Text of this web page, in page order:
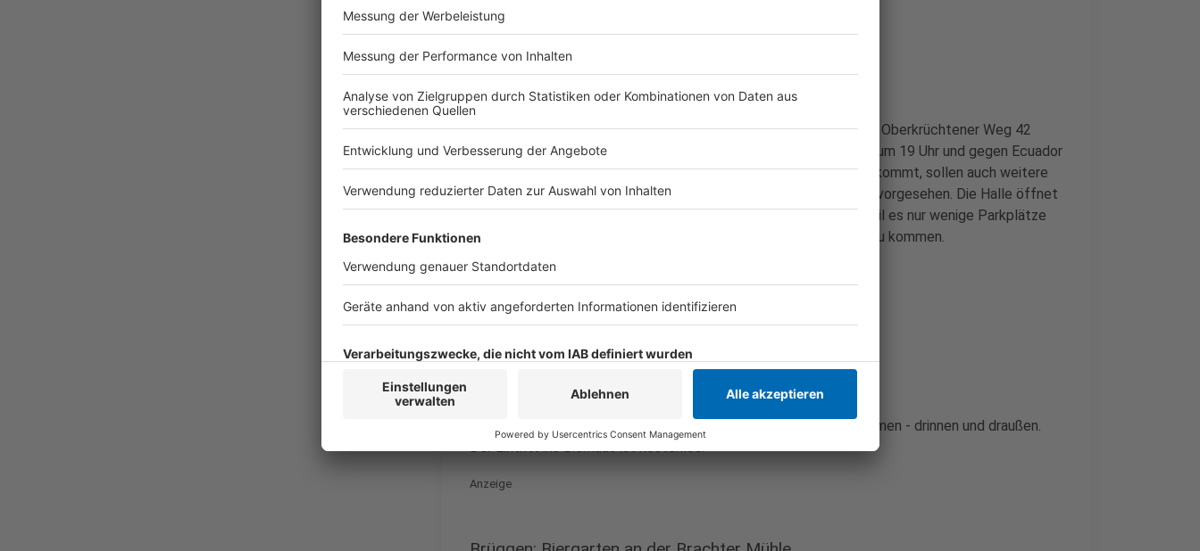
In Niederkrüchten ist Public Viewing in der Begegnungsstätte am Oberkrüchtener Weg 42
geplant. Dort sollen zuerst die Spiele gegen Curaçao am 14. Juni um 19 Uhr und gegen Ecuador
am 25. Juni um 22 Uhr gezeigt werden. Wenn Deutschland weiterkommt, sollen auch weitere
Spiele dort laufen. Auch die beiden Halbfinals und das Finale sind vorgesehen. Die Halle öffnet
jeweils eine Stunde vor Spielbeginn. Der Eintritt ist kostenlos. Weil es nur wenige Parkplätze
gibt, empfehlen die Organisatoren, zu Fuß oder mit dem Fahrrad zu kommen.
Anzeige
Anzeige
Hier werden alle Deutschlandspiele live gezeigt auf drei Bildschirmen - drinnen und draußen.
Der Eintritt ins Bierhaus ist kostenlos.
Anzeige